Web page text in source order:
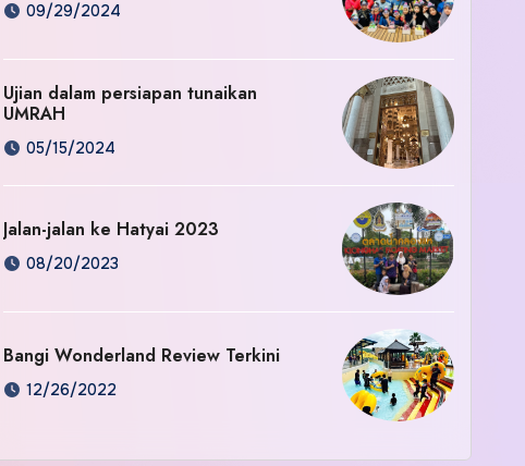
09/29/2024
Ujian dalam persiapan tunaikan
UMRAH
05/15/2024
Jalan-jalan ke Hatyai 2023
08/20/2023
Bangi Wonderland Review Terkini
12/26/2022